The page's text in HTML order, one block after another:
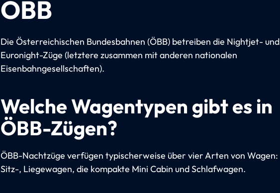
ÖBB
Die Österreichischen Bundesbahnen (ÖBB) betreiben die Nightjet- und
Euronight-Züge (letztere zusammen mit anderen nationalen
Eisenbahngesellschaften).
Welche Wagentypen gibt es in
ÖBB-Zügen?
ÖBB-Nachtzüge verfügen typischerweise über vier Arten von Wagen:
Sitz-, Liegewagen, die kompakte Mini Cabin und Schlafwagen.